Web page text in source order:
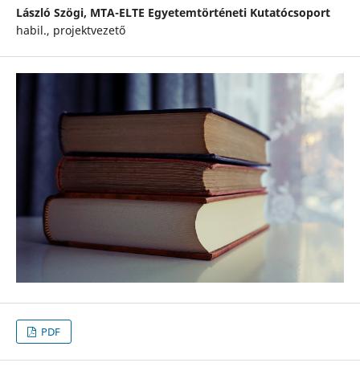
László Szögi, MTA-ELTE Egyetemtörténeti Kutatócsoport
habil., projektvezető
PDF